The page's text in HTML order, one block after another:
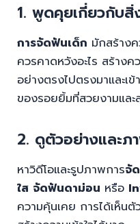
1. พูดคุยเกี่ยวกับสิ่
การจัดฟันเด็ก มักสร้างค
ควรคาดหวังอะไร สร้าง
อย่างตรงไปตรงมาและเข้
ของรอยยิ้มที่สวยงามแล
2. ดูตัวอย่างและภ
หาวิดีโอและรูปภาพการจั
ใส จัดฟันดาม่อน หรือ
ความคุ้นเคย การได้เห็น